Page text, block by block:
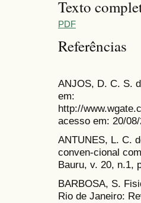
Texto
PDF
Referências
ANJOS, D. C. S.
em:
http://
acesso em: 20/
ANTUNES, L. C.
conven-cional
Bauru, v. 20, n.1,
BARBOSA, S.
Rio de Janeiro: